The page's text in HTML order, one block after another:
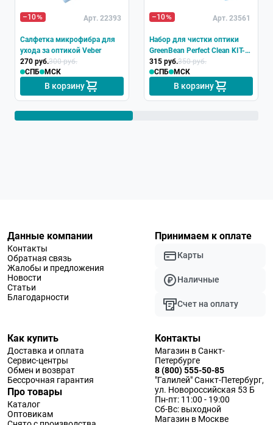
–10 Арт. 22393
Салфетка микрофибра для
ухода за оптикой Veber
270 руб.300 руб.
СПБ
МСК
В корзину
–10 Арт. 23561
Набор для чистки оптики
GreenBean Perfect Clean KIT-
01
315 руб.350 руб.
СПБ
МСК
В корзину
Данные компании
Контакты
Обратная связь
Жалобы и предложения
Новости
Статьи
Благодарности
Принимаем к оплате
Карты
Наличные
Счет на оплату
Как купить
Доставка и оплата
Сервис-центры
Обмен и возврат
Бессрочная гарантия
Про товары
Каталог
Оптовикам
Контакты
Магазин в Санкт-
Петербурге
8 (800) 555-50-85
"Галилей" Санкт-Петербург,
ул. Новороссийская 53 Б
Пн-пт: 11:00 - 19:00
Сб-Вс: выходной
Магазин в Москве